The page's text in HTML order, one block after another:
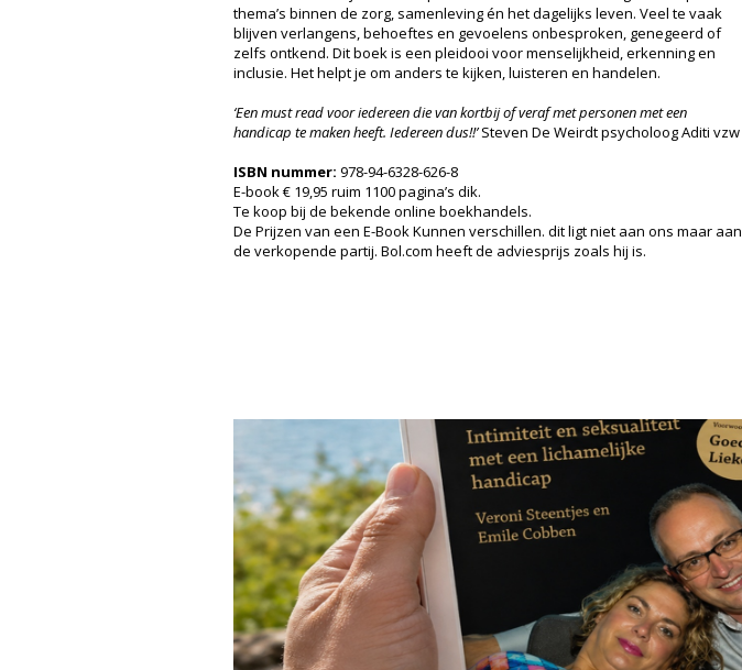
thema’s binnen de zorg, samenleving én het dagelijks leven. Veel te vaak
blijven verlangens, behoeftes en gevoelens onbesproken, genegeerd of
zelfs ontkend. Dit boek is een pleidooi voor menselijkheid, erkenning en
inclusie. Het helpt je om anders te kijken, luisteren en handelen.
‘Een must read voor iedereen die van kortbij of veraf met personen met een
handicap te maken heeft. Iedereen dus!!’Steven De Weirdt psycholoog Aditi vzw
ISBN nummer: 978-94-6328-626-8
E-book € 19,95 ruim 1100 pagina’s dik.
Te koop bij de bekende online boekhandels.
De Prijzen van een E-Book Kunnen verschillen. dit ligt niet aan ons maar aan
de verkopende partij. Bol.com heeft de adviesprijs zoals hij is.